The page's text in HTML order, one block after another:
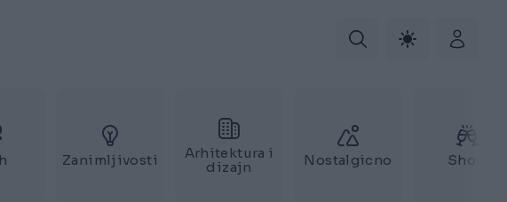
Zanimljivosti
Arhitektura i
dizajn
Nostalgicno Show